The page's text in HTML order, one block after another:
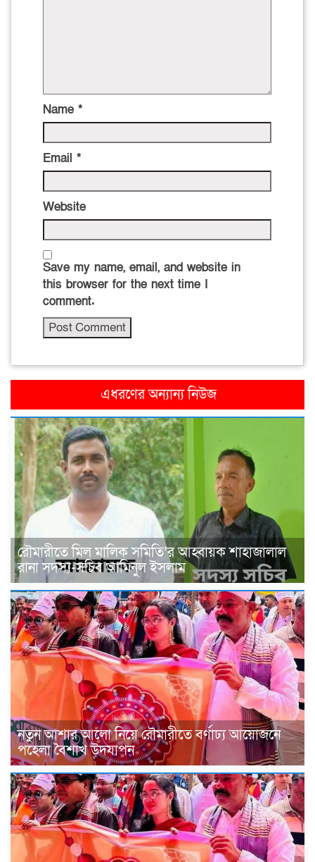
Name *
Email *
Website
Save my name, email, and website in
this browser for the next time I
comment.
এধরণের অন্যান্য নিউজ
রৌমারীতে মিল মালিক সমিতি’র আহ্বায়ক শাহাজালাল
রানা সদস্য-সচিব আমিনুল ইসলাম
নতুন আশার আলো নিয়ে রৌমারীতে বর্ণাঢ্য আয়োজনে
পহেলা বৈশাখ উদযাপন